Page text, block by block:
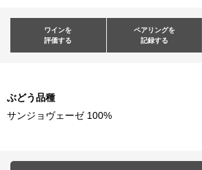
ワインを
評価する
ペアリングを
記録する
ぶどう品種
サンジョヴェーゼ 100%